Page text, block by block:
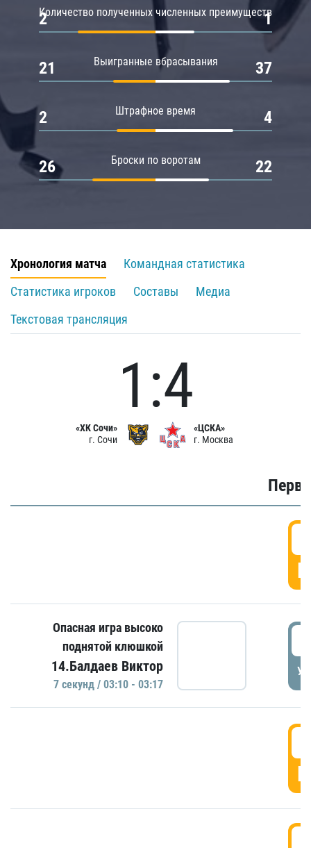
Количество полученных численных преимуществ
2 1
Выигранные вбрасывания
21 37
Штрафное время
2 4
Броски по воротам
26 22
Хронология матча
Командная статистика
Статистика игроков
Составы
Медиа
Текстовая трансляция
«ХК Сочи»
г. Сочи
1:4
«ЦСКА»
г. Москва
Опасная игра высоко
поднятой клюшкой
14.Балдаев Виктор
7 секунд / 03:10 - 03:17